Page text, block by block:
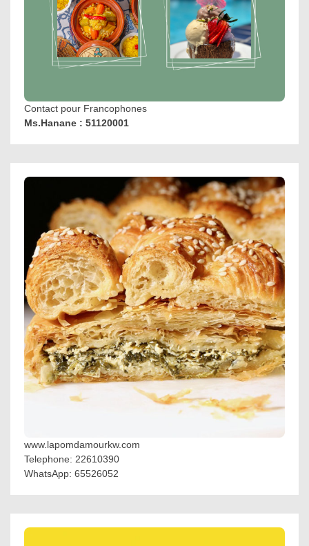
Contact pour Francophones
Ms.Hanane : 51120001
www.lapomdamourkw.com
Telephone: 22610390
WhatsApp: 65526052